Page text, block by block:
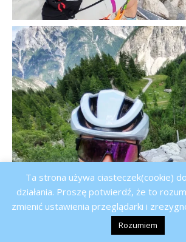
Ta strona używa ciasteczek(cookie)
działania. Proszę potwierdź, że to
zmienić ustawienia przeglądarki i
Rozumiem